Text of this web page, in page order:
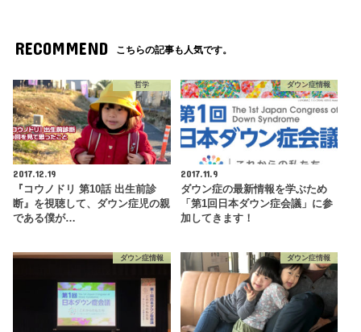
RECOMMEND こちらの記事も人気です。
哲学
2017.12.19
『コウノドリ 第10話 出生前診
断』を視聴して、ダウン症児の親
である僕が…
ダウン症情報
2017.11.9
ダウン症の最新情報を学ぶため
「第1回日本ダウン症会議」に参
加してきます！
ダウン症情報 ダウン症情報